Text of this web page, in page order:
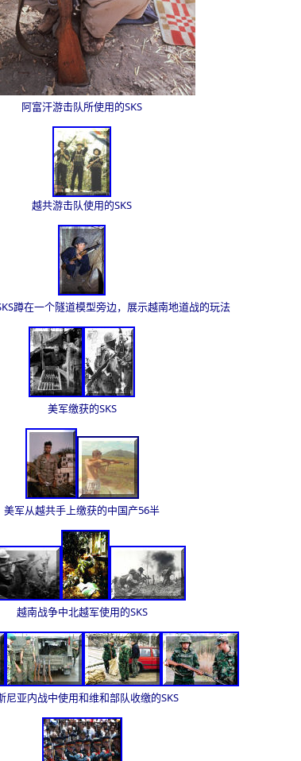
阿富汗游击队所使用的SKS
越共游击队使用的SKS
蹲在一个隧道模型旁边，展示越南地道战的玩法
美军缴获的SKS
美军从越共手上缴获的中国产56半
越南战争中北越军使用的SKS
尼亚内战中使用和维和部队收缴的SKS